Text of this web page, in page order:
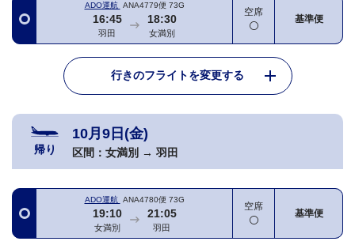
ADO運航 ANA4779便 73G
16:45
羽田
18:30
女満別
空席
基準便
行きのフライトを変更する
帰り
10月9日(金)
区間： 女満別 → 羽田
ADO運航 ANA4780便 73G
19:10
女満別
21:05
羽田
空席
基準便